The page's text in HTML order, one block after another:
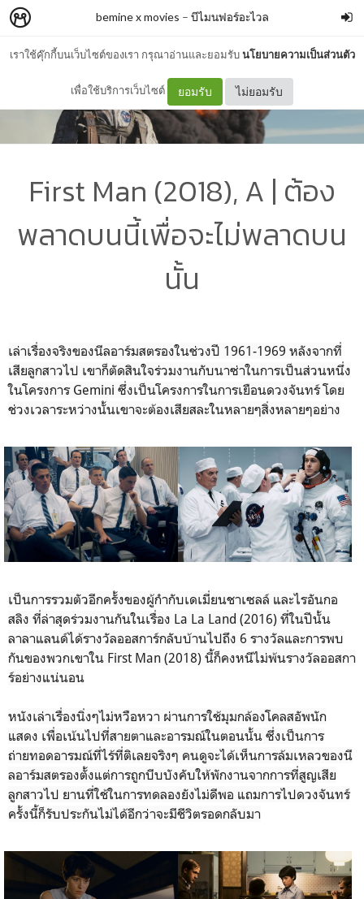
เราใช้คุ๊กกี้บนเว็บไซต์ของเรา กรุณาอ่านและยอมรับนโยบายความเป็นส่วนตัว
เพื่อใช้บริการเว็บไซต์ ยอมรับ ไม่ยอมรับ
bemine x movies – บีไมนฟอร์อะไวล
First Man (2018), A | ต้อง
พลาดบนนี้เพื่อจะไม่พลาดบน
นั้น
เล่าเรื่องจริงของนีลอาร์มสตรองในช่วงปี 1961-1969 หลังจากที่
เสียลูกสาวไป เขาก็ตัดสินใจร่วมงานกับนาซ่าในการเป็นส่วนหนึ่ง
ในโครงการ Gemini ซึ่งเป็นโครงการในการเยือนดวงจันทร์ โดย
ช่วงเวลาระหว่างนั้นเขาจะต้องเสียสละในหลายๆสิ่งหลายๆอย่าง
เป็นการรวมตัวอีกครั้งของผู้กำกับเดเมี่ยนชาเซลล์ และไรอันกอ
สลิง ที่ล่าสุดร่วมงานกันในเรื่อง La La Land (2016) ที่ในปีนั้น
ลาลาแลนด์ได้รางวัลออสการ์กลับบ้านไปถึง 6 รางวัลและการพบ
กันของพวกเขาใน First Man (2018) นี้ก็คงหนีไม่พ้นรางวัลออสกา
ร์อย่างแน่นอน
หนังเล่าเรื่องนิ่งๆไม่หวือหวา ผ่านการใช้มุมกล้องโคลสอัพนัก
แสดง เพื่อเน้นไปที่สายตาและอารมณ์ในตอนนั้น ซึ่งเป็นการ
ถ่ายทอดอารมณ์ที่ไร้ที่ติเลยจริงๆ คนดูจะได้เห็นการล้มเหลวของนี
ลอาร์มสตรองตั้งแต่การถูกบีบบังคับให้พักงานจากการที่สูญเสีย
ลูกสาวไป ยานที่ใช้ในการทดลองยังไม่ดีพอ แถมการไปดวงจันทร์
ครั้งนี้ก็รับประกันไม่ได้อีกว่าจะมีชีวิตรอดกลับมา